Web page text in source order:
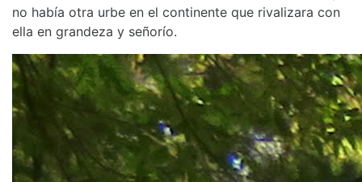
no había otra urbe en el continente que rivalizara con
ella en grandeza y señorío.